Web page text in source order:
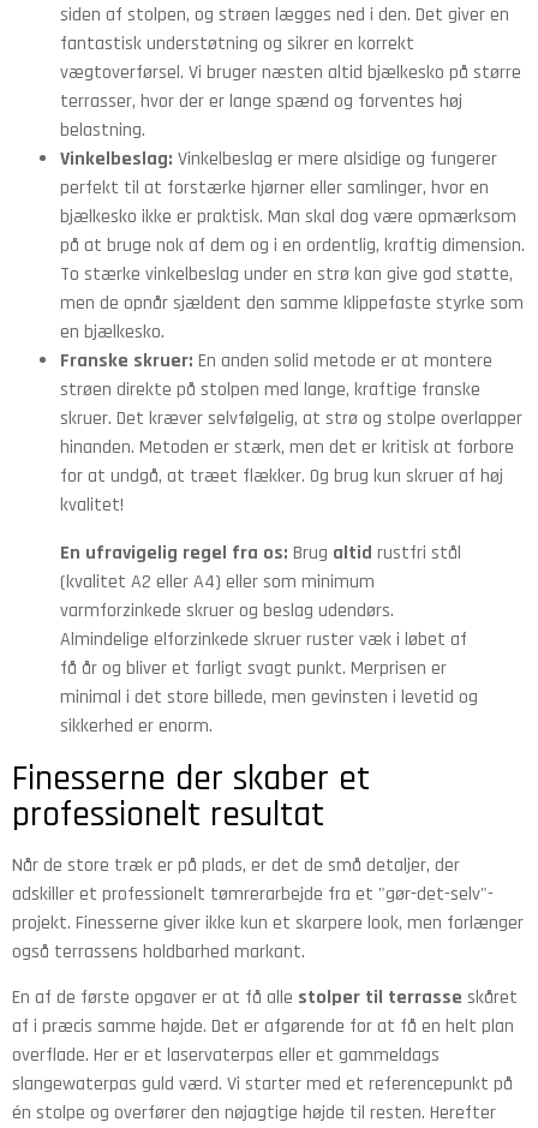
siden af stolpen, og strøen lægges ned i den. Det giver en
fantastisk understøtning og sikrer en korrekt
vægtoverførsel. Vi bruger næsten altid bjælkesko på større
terrasser, hvor der er lange spænd og forventes høj
belastning.
Vinkelbeslag: Vinkelbeslag er mere alsidige og fungerer
perfekt til at forstærke hjørner eller samlinger, hvor en
bjælkesko ikke er praktisk. Man skal dog være opmærksom
på at bruge nok af dem og i en ordentlig, kraftig dimension.
To stærke vinkelbeslag under en strø kan give god støtte,
men de opnår sjældent den samme klippefaste styrke som
en bjælkesko.
Franske skruer: En anden solid metode er at montere
strøen direkte på stolpen med lange, kraftige franske
skruer. Det kræver selvfølgelig, at strø og stolpe overlapper
hinanden. Metoden er stærk, men det er kritisk at forbore
for at undgå, at træet flækker. Og brug kun skruer af høj
kvalitet!
En ufravigelig regel fra os: Brug altid rustfri stål
(kvalitet A2 eller A4) eller som minimum
varmforzinkede skruer og beslag udendørs.
Almindelige elforzinkede skruer ruster væk i løbet af
få år og bliver et farligt svagt punkt. Merprisen er
minimal i det store billede, men gevinsten i levetid og
sikkerhed er enorm.
Finesserne der skaber et
professionelt resultat
Når de store træk er på plads, er det de små detaljer, der
adskiller et professionelt tømrerarbejde fra et "gør-det-selv"-
projekt. Finesserne giver ikke kun et skarpere look, men forlænger
også terrassens holdbarhed markant.
En af de første opgaver er at få alle stolper til terrasse skåret
af i præcis samme højde. Det er afgørende for at få en helt plan
overflade. Her er et laservaterpas eller et gammeldags
slangewaterpas guld værd. Vi starter med et referencepunkt på
én stolpe og overfører den nøjagtige højde til resten. Herefter